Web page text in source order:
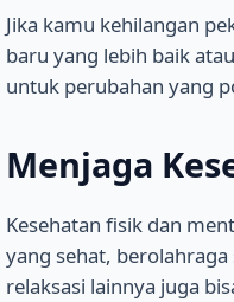
Jika kamu kehilangan
baru yang lebih baik
untuk perubahan yang
Menjaga
Kesehatan fisik dan
yang sehat,
relaksasi lainnya juga